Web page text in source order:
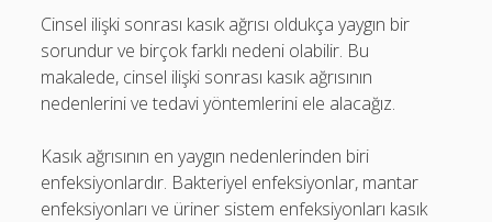
Youtube Dislike Arttırma Parasız
Sayfa Listesi
Şifresiz Facebook Beğeni Yükseltme
Youtube Dislike Arttırma Parasız
Cinsel ilişki sonrası kasık ağrısı oldukça yaygın bir
sorundur ve birçok farklı nedeni olabilir. Bu
makalede, cinsel ilişki sonrası kasık ağrısının
nedenlerini ve tedavi yöntemlerini ele alacağız.
Kasık ağrısının en yaygın nedenlerinden biri
enfeksiyonlardır. Bakteriyel enfeksiyonlar, mantar
enfeksiyonları ve üriner sistem enfeksiyonları kasık